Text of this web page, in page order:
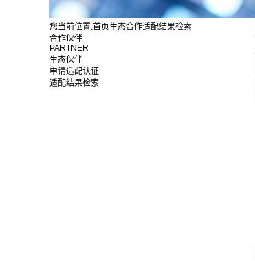
您当前位置:首页生态合作适配结果检索
合作伙伴
PARTNER
生态伙伴
申请适配认证
适配结果检索